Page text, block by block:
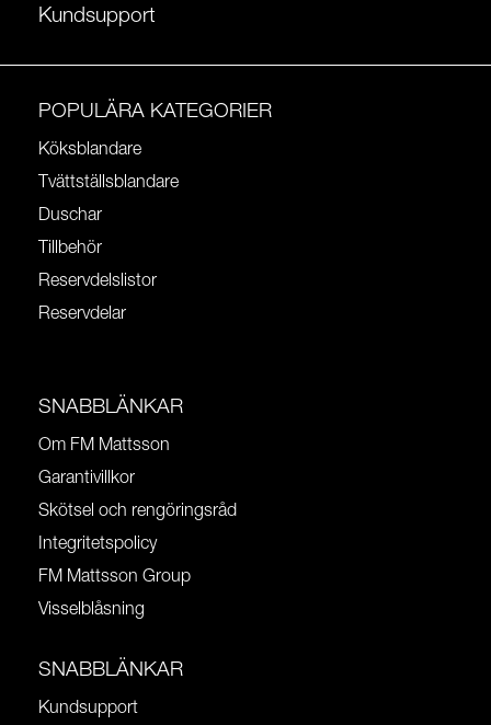
Kundsupport
POPULÄRA KATEGORIER
Köksblandare
Tvättställsblandare
Duschar
Tillbehör
Reservdelslistor
Reservdelar
SNABBLÄNKAR
Om FM Mattsson
Garantivillkor
Skötsel och rengöringsråd
Integritetspolicy
FM Mattsson Group
Visselblåsning
SNABBLÄNKAR
Kundsupport